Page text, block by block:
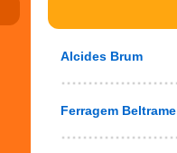
Alcides Brum
Ferragem Beltrame